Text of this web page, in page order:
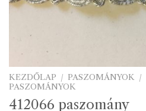
KEZDŐLAP / PASZOMÁNYOK /
PASZOMÁNYOK
412066 paszomány